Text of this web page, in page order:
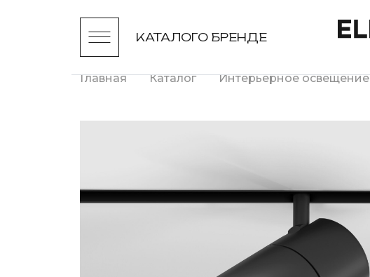
КАТАЛОГО БРЕНДЕ
Главная Каталог Интерьерное освещение